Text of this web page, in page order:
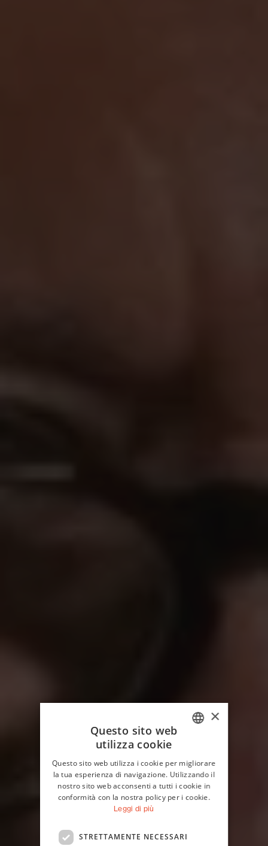
ENGLISH
×
Questo sito web
utilizza cookie
Questo sito web utilizza i cookie per migliorare
la tua esperienza di navigazione. Utilizzando il
nostro sito web acconsenti a tutti i cookie in
conformità con la nostra policy per i cookie.
Leggi di più
STRETTAMENTE NECESSARI